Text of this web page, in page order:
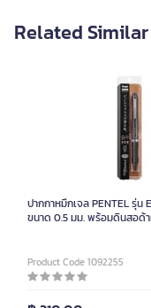
Related
ปากกาหมึกเจล PENTEL รุ่น
ขนาด 0.5 มม. พร้อมดินสอด้า
Product Code 1092255